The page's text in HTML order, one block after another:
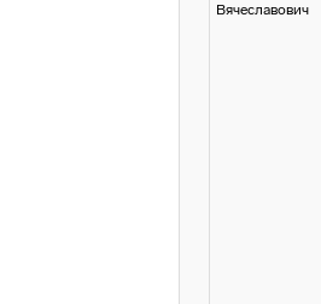
Вячеславович